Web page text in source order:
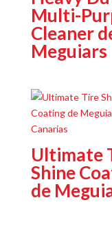
Multi-
Cleaner
Meguiars
Ultimate
Shine
de